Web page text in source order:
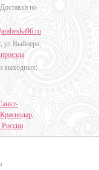
по
ул.Выйнера,
выходных:
России .